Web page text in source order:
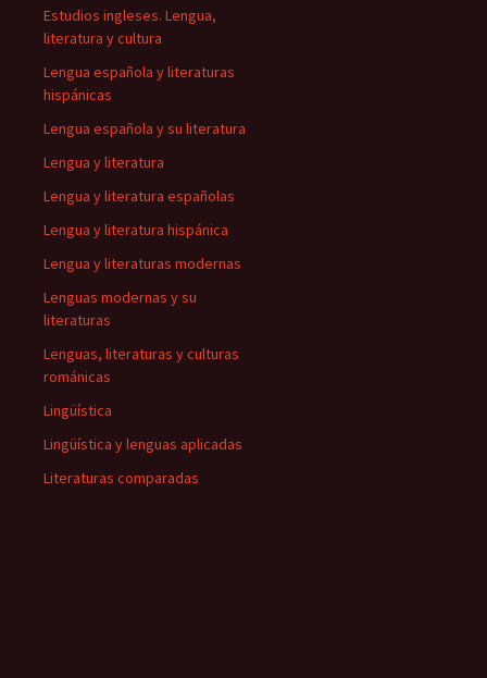
Estudios ingleses. Lengua,
literatura y cultura
Lengua española y literaturas
hispánicas
Lengua española y su literatura
Lengua y literatura
Lengua y literatura españolas
Lengua y literatura hispánica
Lengua y literaturas modernas
Lenguas modernas y su
literaturas
Lenguas, literaturas y culturas
románicas
Lingüística
Lingüística y lenguas aplicadas
Literaturas comparadas